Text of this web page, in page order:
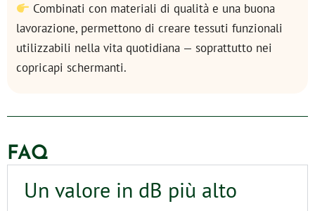
Combinati con materiali di qualità e una buona
lavorazione, permettono di creare tessuti funzionali
utilizzabili nella vita quotidiana — soprattutto nei
copricapi schermanti.
FAQ
Un valore in dB più alto